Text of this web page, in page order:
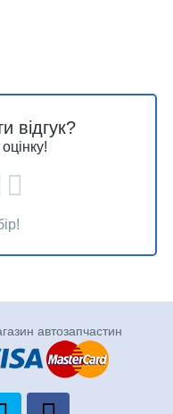
відгук?
автозапчастин